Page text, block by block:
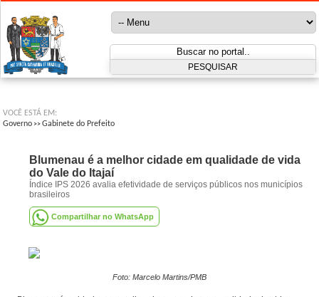
VOCÊ ESTÁ EM:
Governo >>Gabinete do Prefeito
Blumenau é a melhor cidade em qualidade de vida
do Vale do Itajaí
Índice IPS 2026 avalia efetividade de serviços públicos nos municípios
brasileiros
Compartilhar no WhatsApp
Foto: Marcelo Martins/PMB